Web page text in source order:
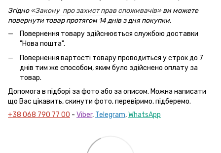
Згідно«Закону про захист прав споживачів» ви можете
повернути товар протягом 14 днів з дня покупки.
Повернення товару здійснюється службою доставки
"Нова пошта".
Повернення вартості товару проводиться у строк до 7
днів тим же способом, яким було здійснено оплату за
товар.
Допомога в підборі за фото або за описом. Можна написати
що Вас цікавить, скинути фото, перевіримо, підберемо.
+38 068 790 77 00 - Viber, Telegram,WhatsApp